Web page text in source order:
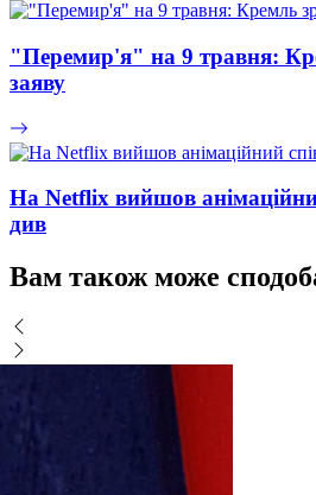
"Перемир'я" на 9 травня:
заяву
На Netflix вийшов
див
Вам також може